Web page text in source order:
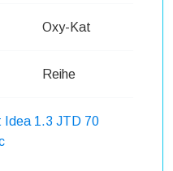
Oxy-Kat
Reihe
Idea 1.3 JTD 70